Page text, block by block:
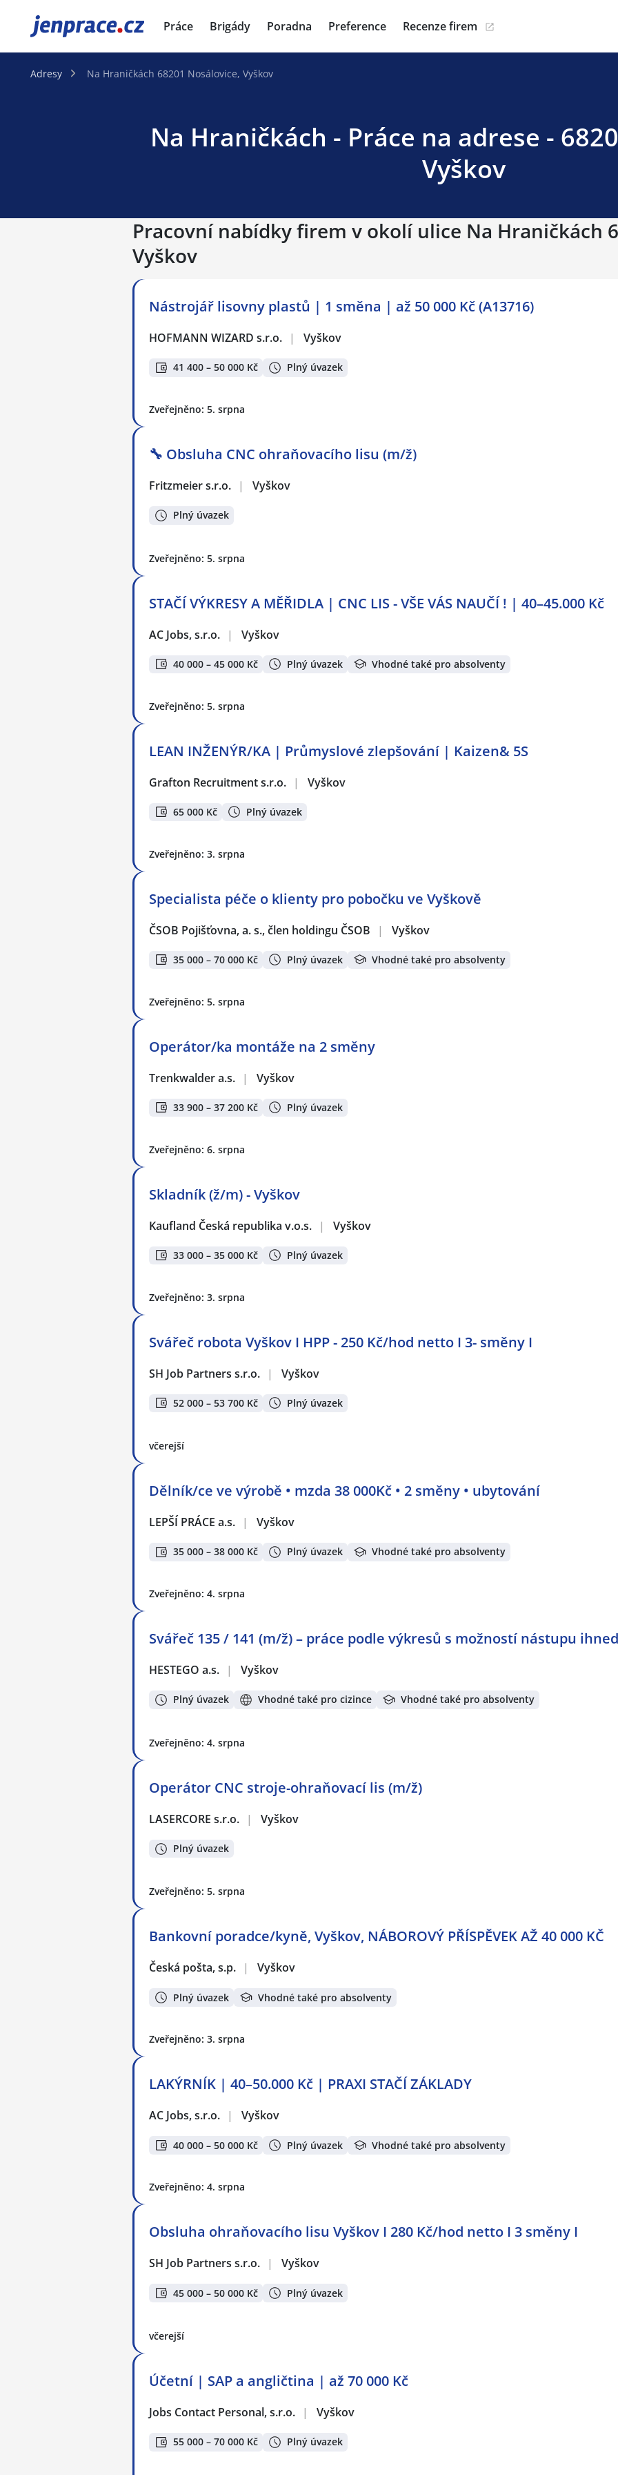
JenPráce.cz Práce Brigády Poradna Preference Recenze firem
Adresy Na Hraničkách 68201 Nosálovice, Vyškov
Na Hraničkách - Práce na adrese -
Vyškov
Pracovní nabídky firem v okolí ulice Na Hraničkách
Vyškov
Nástrojář lisovny plastů | 1 směna | až 50 000 Kč (A13716)
HOFMANN WIZARD s.r.o. | Vyškov
41 400 – 50 000 Kč Plný úvazek
Zveřejněno: 5. srpna
🔧 Obsluha CNC ohraňovacího lisu (m/ž)
Fritzmeier s.r.o. | Vyškov
Plný úvazek
Zveřejněno: 5. srpna
STAČÍ VÝKRESY A MĚŘIDLA | CNC LIS - VŠE VÁS NAUČÍ ! | 40–45.000 Kč
AC Jobs, s.r.o. | Vyškov
40 000 – 45 000 Kč Plný úvazek Vhodné také pro absolventy
Zveřejněno: 5. srpna
LEAN INŽENÝR/KA | Průmyslové zlepšování | Kaizen& 5S
Grafton Recruitment s.r.o. | Vyškov
65 000 Kč Plný úvazek
Zveřejněno: 3. srpna
Specialista péče o klienty pro pobočku ve Vyškově
ČSOB Pojišťovna, a. s., člen holdingu ČSOB | Vyškov
35 000 – 70 000 Kč Plný úvazek Vhodné také pro absolventy
Zveřejněno: 5. srpna
Operátor/ka montáže na 2 směny
Trenkwalder a.s. | Vyškov
33 900 – 37 200 Kč Plný úvazek
Zveřejněno: 6. srpna
Skladník (ž/m) - Vyškov
Kaufland Česká republika v.o.s. | Vyškov
33 000 – 35 000 Kč Plný úvazek
Zveřejněno: 3. srpna
Svářeč robota Vyškov I HPP - 250 Kč/hod netto I 3- směny I
SH Job Partners s.r.o. | Vyškov
52 000 – 53 700 Kč Plný úvazek
včerejší
Dělník/ce ve výrobě • mzda 38 000Kč • 2 směny • ubytování
LEPŠÍ PRÁCE a.s. | Vyškov
35 000 – 38 000 Kč Plný úvazek Vhodné také pro absolventy
Zveřejněno: 4. srpna
Svářeč 135 / 141 (m/ž) – práce podle výkresů s možností nástupu ihned
HESTEGO a.s. | Vyškov
Plný úvazek Vhodné také pro cizince Vhodné také pro absolventy
Zveřejněno: 4. srpna
Operátor CNC stroje-ohraňovací lis (m/ž)
LASERCORE s.r.o. | Vyškov
Plný úvazek
Zveřejněno: 5. srpna
Bankovní poradce/kyně, Vyškov, NÁBOROVÝ PŘÍSPĚVEK AŽ 40 000 KČ
Česká pošta, s.p. | Vyškov
Plný úvazek Vhodné také pro absolventy
Zveřejněno: 3. srpna
LAKÝRNÍK | 40–50.000 Kč | PRAXI STAČÍ ZÁKLADY
AC Jobs, s.r.o. | Vyškov
40 000 – 50 000 Kč Plný úvazek Vhodné také pro absolventy
Zveřejněno: 4. srpna
Obsluha ohraňovacího lisu Vyškov I 280 Kč/hod netto I 3 směny I
SH Job Partners s.r.o. | Vyškov
45 000 – 50 000 Kč Plný úvazek
včerejší
Účetní | SAP a angličtina | až 70 000 Kč
Jobs Contact Personal, s.r.o. | Vyškov
55 000 – 70 000 Kč Plný úvazek